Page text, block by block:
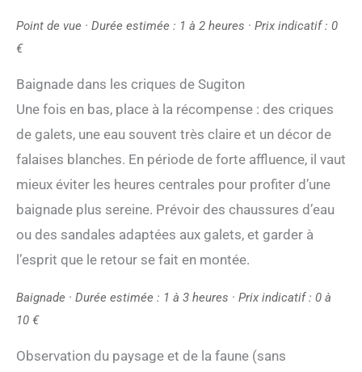
Point de vue · Durée estimée : 1 à 2 heures · Prix indicatif : 0
€
Baignade dans les criques de Sugiton
Une fois en bas, place à la récompense : des criques
de galets, une eau souvent très claire et un décor de
falaises blanches. En période de forte affluence, il vaut
mieux éviter les heures centrales pour profiter d’une
baignade plus sereine. Prévoir des chaussures d’eau
ou des sandales adaptées aux galets, et garder à
l’esprit que le retour se fait en montée.
Baignade · Durée estimée : 1 à 3 heures · Prix indicatif : 0 à
10 €
Observation du paysage et de la faune (sans